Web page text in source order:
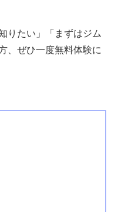
りたい」「まずはジム
、ぜひ一度無料体験に